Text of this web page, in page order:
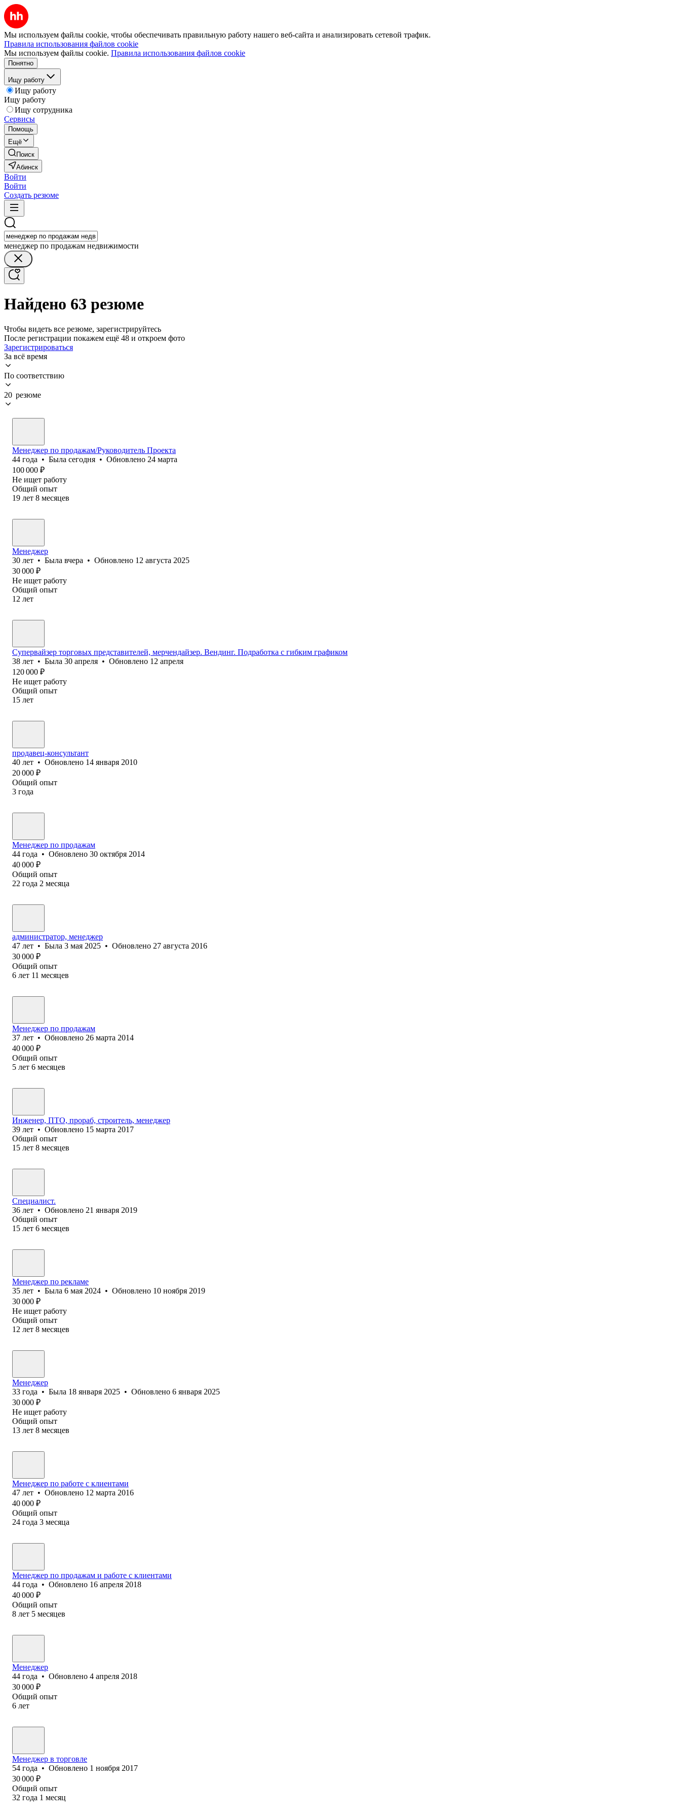
Мы используем файлы cookie, чтобы обеспечивать правильную работу нашего веб-сайта и анализировать сетевой трафик.
Правила использования файлов cookie
Мы используем файлы cookie. Правила использования файлов cookie
Понятно
Ищу работу
Ищу работу
Ищу работу
Ищу сотрудника
Сервисы
Помощь
Ещё
Поиск
Абинск
Войти
Войти
Создать резюме
менеджер по продажам недвижимости
Найдено 63 резюме
Чтобы видеть все резюме, зарегистрируйтесь
После регистрации покажем ещё 48 и откроем фото
Зарегистрироваться
За всё время
По соответствию
20 резюме
Менеджер по продажам/Руководитель Проекта
44 года • Была сегодня • Обновлено 24 марта
100 000 ₽
Не ищет работу
Общий опыт
19 лет 8 месяцев
Менеджер
30 лет • Была вчера • Обновлено 12 августа 2025
30 000 ₽
Не ищет работу
Общий опыт
12 лет
Супервайзер торговых представителей, мерчендайзер. Вендинг. Подработка с гибким графиком
38 лет • Была 30 апреля • Обновлено 12 апреля
120 000 ₽
Не ищет работу
Общий опыт
15 лет
продавец-консультант
40 лет • Обновлено 14 января 2010
20 000 ₽
Общий опыт
3 года
Менеджер по продажам
44 года • Обновлено 30 октября 2014
40 000 ₽
Общий опыт
22 года 2 месяца
администратор, менеджер
47 лет • Была 3 мая 2025 • Обновлено 27 августа 2016
30 000 ₽
Общий опыт
6 лет 11 месяцев
Менеджер по продажам
37 лет • Обновлено 26 марта 2014
40 000 ₽
Общий опыт
5 лет 6 месяцев
Инженер, ПТО, прораб, строитель, менеджер
39 лет • Обновлено 15 марта 2017
Общий опыт
15 лет 8 месяцев
Специалист.
36 лет • Обновлено 21 января 2019
Общий опыт
15 лет 6 месяцев
Менеджер по рекламе
35 лет • Была 6 мая 2024 • Обновлено 10 ноября 2019
30 000 ₽
Не ищет работу
Общий опыт
12 лет 8 месяцев
Менеджер
33 года • Была 18 января 2025 • Обновлено 6 января 2025
30 000 ₽
Не ищет работу
Общий опыт
13 лет 8 месяцев
Менеджер по работе с клиентами
47 лет • Обновлено 12 марта 2016
40 000 ₽
Общий опыт
24 года 3 месяца
Менеджер по продажам и работе с клиентами
44 года • Обновлено 16 апреля 2018
40 000 ₽
Общий опыт
8 лет 5 месяцев
Менеджер
44 года • Обновлено 4 апреля 2018
30 000 ₽
Общий опыт
6 лет
Менеджер ‎в торговле
54 года • Обновлено 1 ноября 2017
30 000 ₽
Общий опыт
32 года 1 месяц